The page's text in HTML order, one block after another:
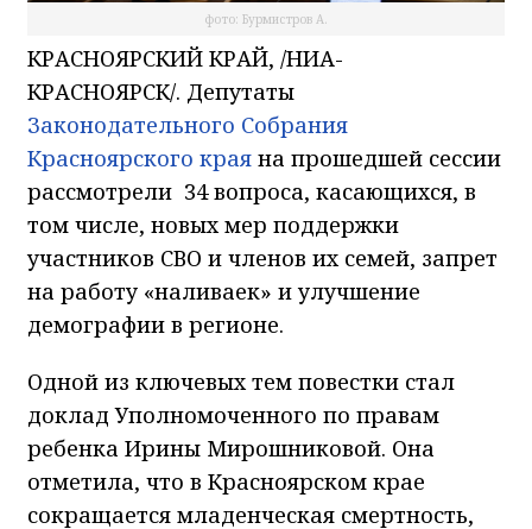
фото: Бурмистров А.
КРАСНОЯРСКИЙ КРАЙ, /НИА-
КРАСНОЯРСК/. Депутаты
Законодательного Собрания
Красноярского края на прошедшей сессии
рассмотрели 34 вопроса, касающихся, в
том числе, новых мер поддержки
участников СВО и членов их семей, запрет
на работу «наливаек» и улучшение
демографии в регионе.
Одной из ключевых тем повестки стал
доклад Уполномоченного по правам
ребенка Ирины Мирошниковой. Она
отметила, что в Красноярском крае
сокращается младенческая смертность,